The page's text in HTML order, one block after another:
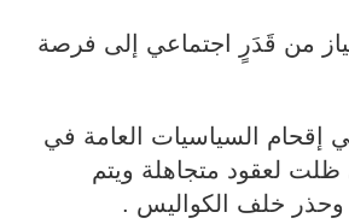
من قَدَرٍ اجتماعي إلى فرصة
إقحام السياسيات العامة في
لعقود متجاهلة ويتم
وحذر خلف الكواليس .